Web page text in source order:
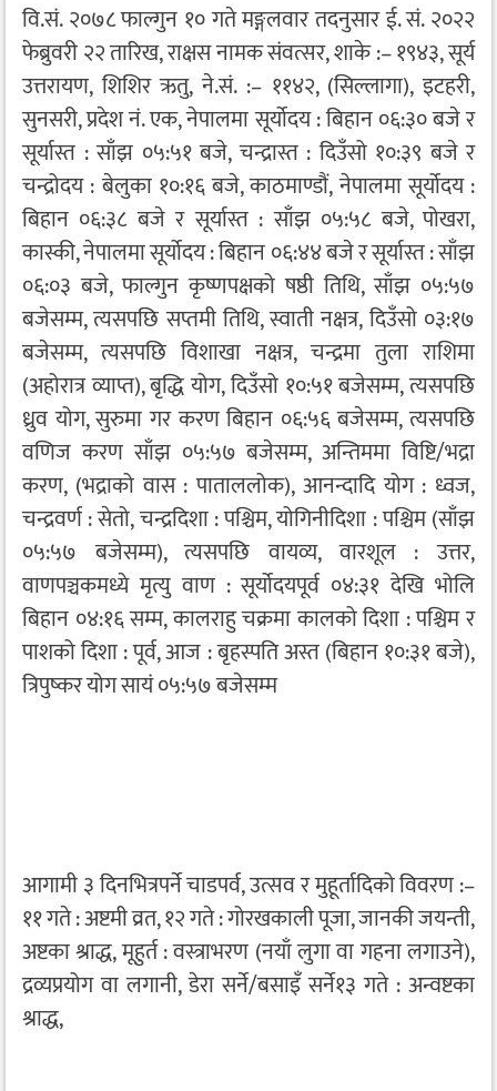
वि.सं. २०७८ फाल्गुन १० गते मङ्गलवार तदनुसार ई. सं. २०२२
फेब्रुवरी २२ तारिख, राक्षस नामक संवत्सर, शाके :– १९४३, सूर्य
उत्तरायण, शिशिर ऋतु, ने.सं. :– ११४२, (सिल्लागा), इटहरी,
सुनसरी, प्रदेश नं. एक, नेपालमा सूर्योदय : बिहान ०६:३० बजे र
सूर्यास्त : साँझ ०५:५१ बजे, चन्द्रास्त : दिउँसो १०:३९ बजे र
चन्द्रोदय : बेलुका १०:१६ बजे, काठमाण्डौं, नेपालमा सूर्योदय :
बिहान ०६:३८ बजे र सूर्यास्त : साँझ ०५:५८ बजे, पोखरा,
कास्की, नेपालमा सूर्योदय : बिहान ०६:४४ बजे र सूर्यास्त : साँझ
०६:०३ बजे, फाल्गुन कृष्णपक्षको षष्ठी तिथि, साँझ ०५:५७
बजेसम्म, त्यसपछि सप्तमी तिथि, स्वाती नक्षत्र, दिउँसो ०३:१७
बजेसम्म, त्यसपछि विशाखा नक्षत्र, चन्द्रमा तुला राशिमा
(अहोरात्र व्याप्त), बृद्धि योग, दिउँसो १०:५१ बजेसम्म, त्यसपछि
ध्रुव योग, सुरुमा गर करण बिहान ०६:५६ बजेसम्म, त्यसपछि
वणिज करण साँझ ०५:५७ बजेसम्म, अन्तिममा विष्टि/भद्रा
करण, (भद्राको वास : पाताललोक), आनन्दादि योग : ध्वज,
चन्द्रवर्ण : सेतो, चन्द्रदिशा : पश्चिम, योगिनीदिशा : पश्चिम (साँझ
०५:५७ बजेसम्म), त्यसपछि वायव्य, वारशूल : उत्तर,
वाणपञ्चकमध्ये मृत्यु वाण : सूर्योदयपूर्व ०४:३१ देखि भोलि
बिहान ०४:१६ सम्म, कालराहु चक्रमा कालको दिशा : पश्चिम र
पाशको दिशा : पूर्व, आज : बृहस्पति अस्त (बिहान १०:३१ बजे),
त्रिपुष्कर योग सायं ०५:५७ बजेसम्म
आगामी ३ दिनभित्रपर्ने चाडपर्व, उत्सव र मुहूर्तादिको विवरण :–
११ गते : अष्टमी व्रत, १२ गते : गोरखकाली पूजा, जानकी जयन्ती,
अष्टका श्राद्ध, मूहुर्त : वस्त्राभरण (नयाँ लुगा वा गहना लगाउने),
द्रव्यप्रयोग वा लगानी, डेरा सर्ने/बसाइँ सर्ने१३ गते : अन्वष्टका
श्राद्ध,